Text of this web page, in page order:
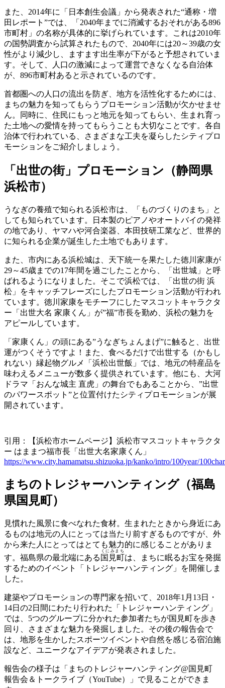
また、2014年に「日本創生会議」から発表された“通称・増
田レポート”では、「2040年までに消滅するおそれがある896
市町村」の名称が具体的に挙げられています。これは2010年
の国勢調査から試算されたもので、2040年には20～39歳の女
性がより減少し、ますます出生率が下がると予想されていま
す。そして、人口の激減によって運営できなくなる自治体
が、896市町村あると示されているのです。
首都圏への人口の流出を防ぎ、地方を活性化するためには、
まちの魅力を知ってもらうプロモーション活動が欠かせませ
ん。同時に、住民にもっと地元を知ってもらい、生まれ育っ
た土地への愛情を持ってもらうことも大切なことです。各自
治体で行われている、さまざまな工夫を凝らしたシティプロ
モーションをご紹介しましょう。
「出世の街」プロモーション（静岡県
浜松市）
うなぎの養殖で知られる浜松市は、「ものづくりのまち」と
しても知られています。日本製のピアノやオートバイの発祥
の地であり、ヤマハや河合楽器、本田技研工業など、世界的
に知られる企業が誕生した土地でもあります。
また、市内にある浜松城は、天下統一を果たした徳川家康が
29～45歳までの17年間を過ごしたことから、「出世城」と呼
ばれるようになりました。そこで浜松では、「出世の街 浜
松」をキャッチフレーズにしたプロモーション活動が行われ
ています。徳川家康をモチーフにしたマスコットキャラクタ
ー「出世大名 家康くん」が”福”市長を勤め、浜松の魅力を
アピールしています。
「家康くん」の頭にある”うなぎちょんまげ”に触ると、出世
運がつくそうですよ！また、食べるだけで出世する（かもし
れない）縁起物グルメ「浜松出世飯」では、地元の特産品を
味わえるメニューが数多く提供されています。他にも、大河
ドラマ「おんな城主 直虎」の舞台でもあることから、”出世
のパワースポット”と位置付けたシティプロモーションが展
開されています。
引用：【浜松市ホームページ】浜松市マスコットキャラクタ
ー はままつ福市長「出世大名家康くん」
https://www.city.hamamatsu.shizuoka.jp/kanko/intro/100year/
まちのトレジャーハンティング（福島
県国見町）
見慣れた風景に食べなれた食材。生まれたときから身近にあ
るものは地元の人にとっては当たり前すぎるものですが、外
から来た人にとってはとても魅力的に感じることがありま
す。福島県の最北端にある 国見町
くにみまち
は、まちに眠るお宝を発掘
するためのイベント「トレジャーハンティング」を開催しま
した。
建築やプロモーションの専門家を招いて、2018年1月13日・
14日の2日間にわたり行われた「トレジャーハンティング」
では、5つのグループに分かれた参加者たちが国見町を歩き
回り、さまざまな魅力を発掘しました。その後の報告会で
は、地形を生かしたスポーツイベントや自然を感じる宿泊施
設など、ユニークなアイデアが発表されました。
報告会の様子は「まちのトレジャーハンティング@国見町
報告会＆トークライブ（YouTube）」で見ることができま